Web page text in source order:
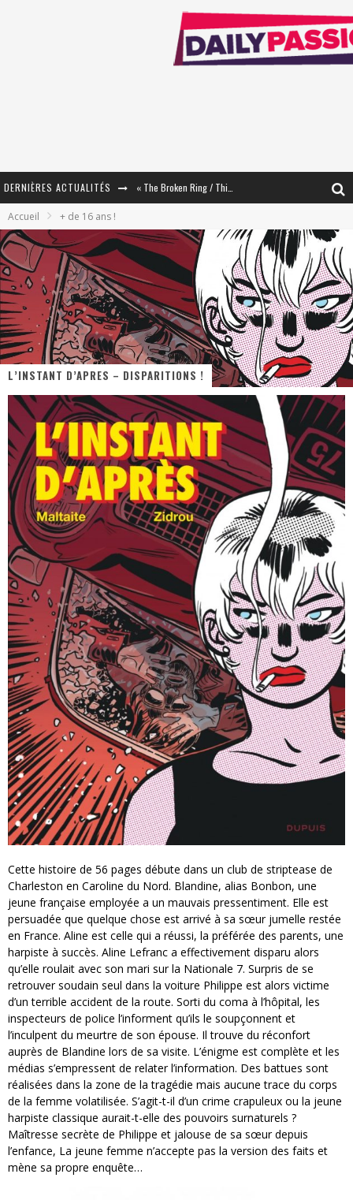
DERNIÈRES ACTUALITÉS
« Le Béton et le Bambou / Propositions pour Mayotte et le Monde. » - Améliorations !
Star Fox
PsyRiver 2026 : la magie revient sur les rives de l’Aar
« MOFUSAND / Parler Japonais » – Des Expressions Pratiques !
« Dr Wertham / L’homme qui étudia les tueurs en série » - Un Métier à Risque !
Assassin's Creed Black Flag Resynced
« Le Vent dand les Saules » - Une Belle Histoire !
« Damn Them All » - Un duo de Choc !
« Love is a Boxing Ring (Tomes 1 & 2) » – Un Passé Trouble !
« WOLF-MAN / Integrale Tomes 1 et 2 » - Cruelle Vengeance !
Accueil + de 16 ans !
L’INSTANT D’APRES – DISPARITIONS !
Cette histoire de 56 pages débute dans un club de striptease de
Charleston en Caroline du Nord. Blandine, alias Bonbon, une
jeune française employée a un mauvais pressentiment. Elle est
persuadée que quelque chose est arrivé à sa sœur jumelle restée
en France. Aline est celle qui a réussi, la préférée des parents, une
harpiste à succès. Aline Lefranc a effectivement disparu alors
qu’elle roulait avec son mari sur la Nationale 7. Surpris de se
retrouver soudain seul dans la voiture Philippe est alors victime
d’un terrible accident de la route. Sorti du coma à l’hôpital, les
inspecteurs de police l’informent qu’ils le soupçonnent et
l’inculpent du meurtre de son épouse. Il trouve du réconfort
auprès de Blandine lors de sa visite. L’énigme est complète et les
médias s’empressent de relater l’information. Des battues sont
réalisées dans la zone de la tragédie mais aucune trace du corps
de la femme volatilisée. S’agit-t-il d’un crime crapuleux ou la jeune
harpiste classique aurait-t-elle des pouvoirs surnaturels ?
Maîtresse secrète de Philippe et jalouse de sa sœur depuis
l’enfance, La jeune femme n’accepte pas la version des faits et
mène sa propre enquête…